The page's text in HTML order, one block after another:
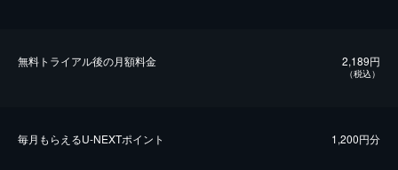
無料トライアル後の⽉額料金 2,189円
（税込）
毎⽉もらえるU-NEXTポイント 1,200円分